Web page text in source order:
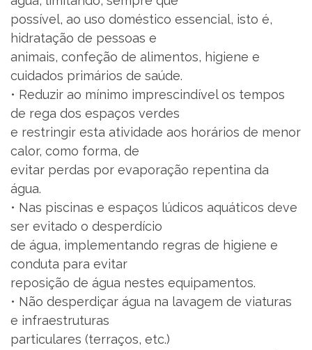
possível, ao uso doméstico essencial, isto é,
hidratação de pessoas e
animais, confeção de alimentos, higiene e
cuidados primários de saúde.
• Reduzir ao mínimo imprescindível os tempos
de rega dos espaços verdes
e restringir esta atividade aos horários de menor
calor, como forma, de
evitar perdas por evaporação repentina da
água.
• Nas piscinas e espaços lúdicos aquáticos deve
ser evitado o desperdício
de água, implementando regras de higiene e
conduta para evitar
reposição de água nestes equipamentos.
• Não desperdiçar água na lavagem de viaturas
e infraestruturas
particulares (terraços, etc.)